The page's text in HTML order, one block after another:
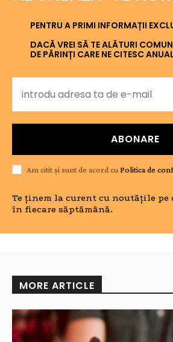
PENTRU A PRIMI INFORMAȚII
DACĂ VREI SĂ TE ALĂTURI
DE PĂRINȚI CARE NE CITESC ANUAL
ABONARE
Am citit și sunt de acord cu Politica de
Te ținem la curent cu noutățile pe
în fiecare săptămână.
MORE ARTICLE